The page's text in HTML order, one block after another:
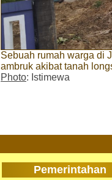
Sebuah rumah warga di
ambruk akibat tanah
Photo: Istimewa
Pemerintahan